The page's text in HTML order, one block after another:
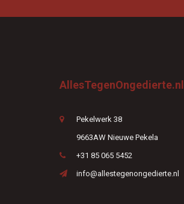
AllesTegenOngedierte.nl
Pekelwerk 38
9663AW Nieuwe Pekela
+31 85 065 5452
info@allestegenongedierte.nl